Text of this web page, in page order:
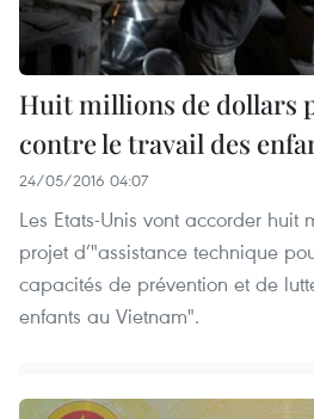
Huit millions de dollars
contre le travail des
24/05/2016 04:07
Les Etats-Unis vont accorder huit
projet d’"assistance technique
capacités de prévention et de
enfants au Vietnam".